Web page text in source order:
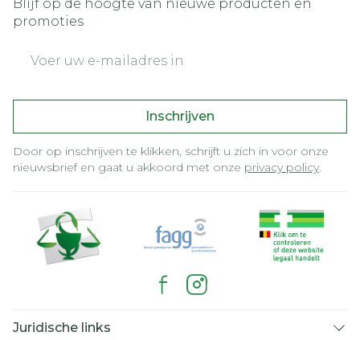
Blijf op de hoogte van nieuwe producten en
promoties
Inschrijven
Door op inschrijven te klikken, schrijft u zich in voor onze
nieuwsbrief en gaat u akkoord met onze privacy policy.
Juridische links